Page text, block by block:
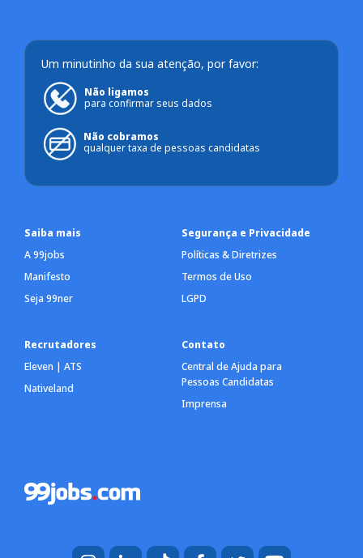
Saiba mais
A 99jobs
Manifesto
Seja 99ner
Segurança e Privacidade
Políticas & Diretrizes
Termos de Uso
LGPD
Recrutadores
Eleven | ATS
Nativeland
Contato
Central de Ajuda para
Pessoas Candidatas
Imprensa
Um minutinho da sua atenção, por favor:
Não ligamos
para confirmar seus dados
Não cobramos
qualquer taxa de pessoas candidatas